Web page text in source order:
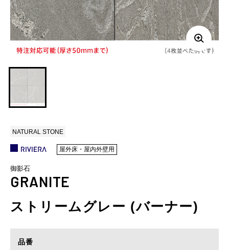
NATURAL STONE
屋外床・屋内外壁用
御影石
GRANITE
ストリームグレー (バーナー)
品番